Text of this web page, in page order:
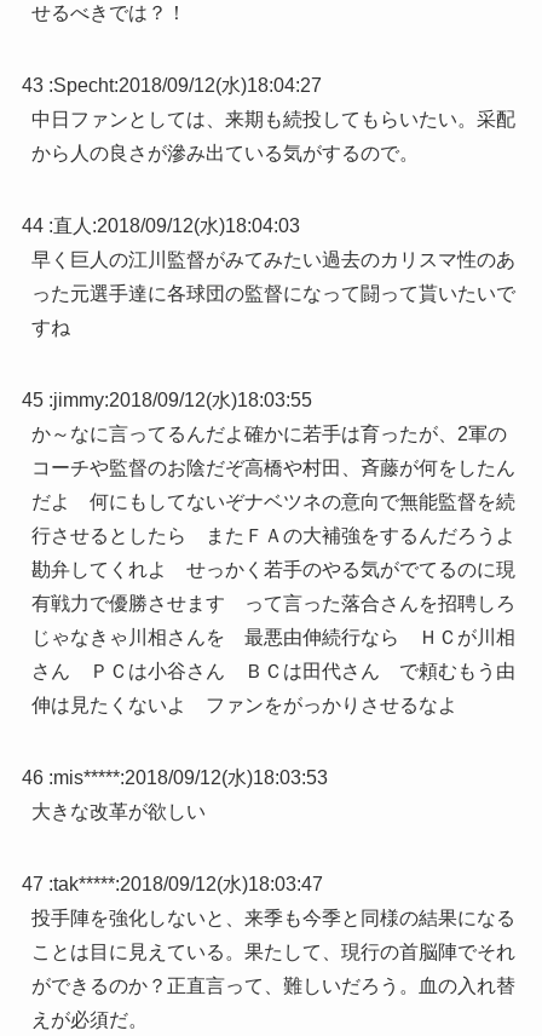
せるべきでは？！
43 :Specht:2018/09/12(水)18:04:27
中日ファンとしては、来期も続投してもらいたい。采配
から人の良さが滲み出ている気がするので。
44 :直人 :2018/09/12(水)18:04:03
早く巨人の江川監督がみてみたい過去のカリスマ性のあ
った元選手達に各球団の監督になって闘って貰いたいで
すね
45 :jimmy:2018/09/12(水)18:03:55
か～なに言ってるんだよ確かに若手は育ったが、2軍の
コーチや監督のお陰だぞ高橋や村田、斉藤が何をしたん
だよ 何にもしてないぞナベツネの意向で無能監督を続
行させるとしたら またＦＡの大補強をするんだろうよ
勘弁してくれよ せっかく若手のやる気がでてるのに現
有戦力で優勝させます って言った落合さんを招聘しろ
じゃなきゃ川相さんを 最悪由伸続行なら ＨＣが川相
さん ＰＣは小谷さん ＢＣは田代さん で頼むもう由
伸は見たくないよ ファンをがっかりさせるなよ
46 :mis*****:2018/09/12(水)18:03:53
大きな改革が欲しい
47 :tak*****:2018/09/12(水)18:03:47
投手陣を強化しないと、来季も今季と同様の結果になる
ことは目に見えている。果たして、現行の首脳陣でそれ
ができるのか？正直言って、難しいだろう。血の入れ替
えが必須だ。